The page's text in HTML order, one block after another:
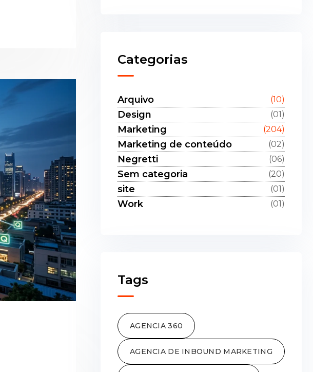
Categorias
Arquivo (10)
Design (01)
Marketing (204)
Marketing de conteúdo (02)
Negretti (06)
Sem categoria (20)
site (01)
Work (01)
Tags
AGENCIA 360
AGENCIA DE INBOUND MARKETING